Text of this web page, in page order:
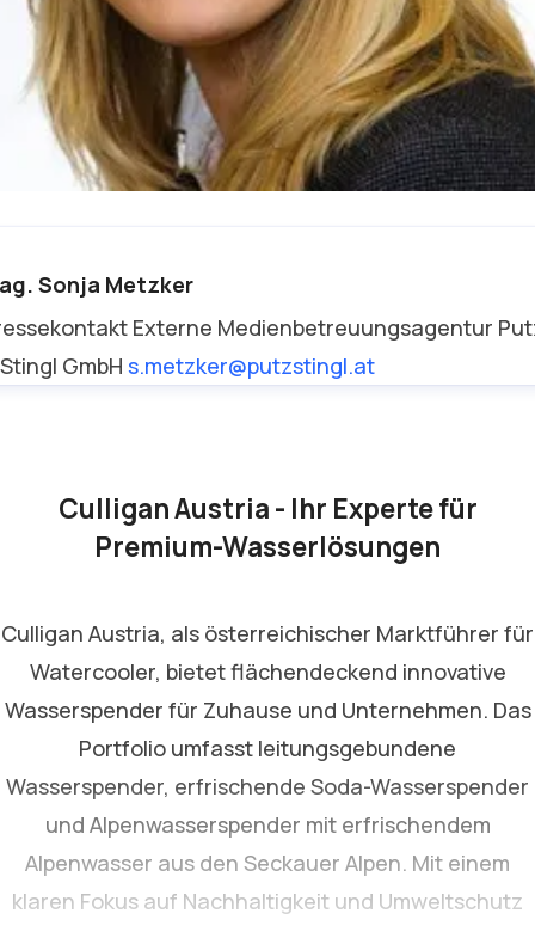
ESG & Brand Communication Manager
0800 800 735
Sonja Metzker
Externe Medienbetreuungsagentur
GmbH s.metzker@putzstingl.at
Culligan Austria - Ihr Experte für
Premium-Wasserlösungen
Culligan Austria, als österreichischer Marktführer für
Watercooler, bietet flächendeckend innovative
Wasserspender für Zuhause und Unternehmen. Das
Portfolio umfasst leitungsgebundene
Wasserspender, erfrischende Soda-Wasserspender
und Alpenwasserspender mit erfrischendem
Alpenwasser aus den Seckauer Alpen. Mit einem
klaren Fokus auf Nachhaltigkeit und Umweltschutz